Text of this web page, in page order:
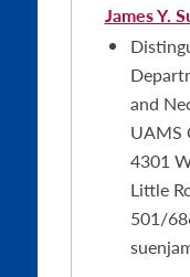
James Y.
and
UAMS
4301
Little
501/